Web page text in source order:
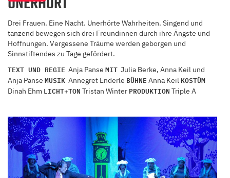
Drei Frauen. Eine Nacht. Unerhörte Wahrheiten. Singend und
tanzend bewegen sich drei Freundinnen durch ihre Ängste und
Hoffnungen. Vergessene Träume werden geborgen und
Sinnstiftendes zu Tage gefördert.
TEXT UND REGIE Anja Panse MIT Julia Berke, Anna Keil und
Anja Panse MUSIK Annegret Enderle BÜHNE Anna Keil KOSTÜM
Dinah Ehm LICHT+TON Tristan Winter PRODUKTION Triple A